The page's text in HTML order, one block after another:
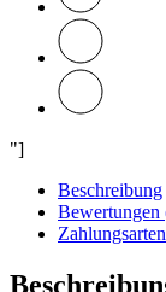
"]
Beschreibung
Bewertungen